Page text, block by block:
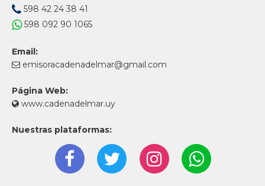
598 42 24 38 41
598 092 90 1065
Email:
emisoracadenadelmar@gmail.com
Página Web:
www.cadenadelmar.uy
Nuestras plataformas: